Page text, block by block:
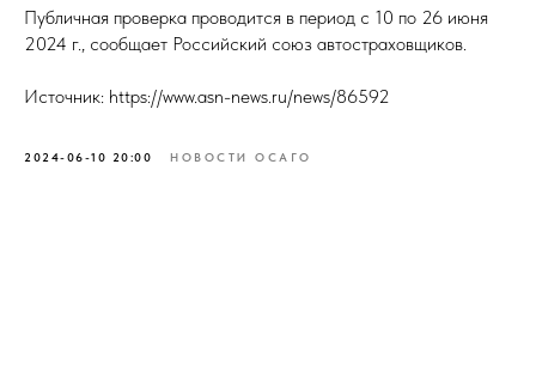
Публичная проверка проводится в период с 10 по 26 июня
2024 г., сообщает Российский союз автостраховщиков.
Источник: https://www.asn-news.ru/news/86592
2024-06-10 20:00 НОВОСТИ ОСАГО